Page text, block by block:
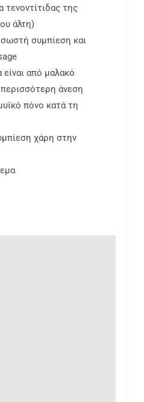
της
άλτη)
σωστή συμπίεση και
από μαλακό
άνεση
πόνο κατά τη
χάρη στην